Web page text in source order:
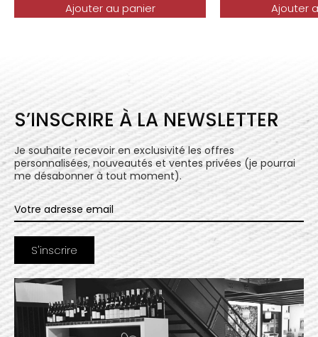
Ajouter au panier Ajouter
S’INSCRIRE À LA NEWSLETTER
Je souhaite recevoir en exclusivité les offres
personnalisées, nouveautés et ventes privées (je pourrai
me désabonner à tout moment).